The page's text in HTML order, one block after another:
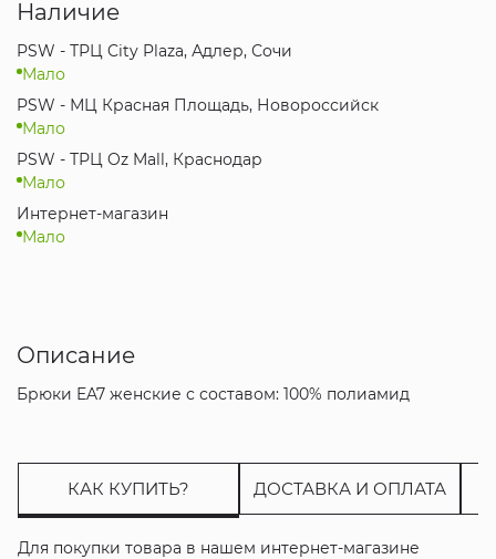
Наличие
PSW - ТРЦ City Plaza, Адлер, Сочи
Мало
PSW - МЦ Красная Площадь, Новороссийск
Мало
PSW - ТРЦ Oz Mall, Краснодар
Мало
Интернет-магазин
Мало
Описание
Брюки EA7 женские с составом: 100% полиамид
КАК КУПИТЬ? ДОСТАВКА И ОПЛАТА
Для покупки товара в нашем интернет-магазине